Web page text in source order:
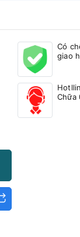
Có
giao
Chữa